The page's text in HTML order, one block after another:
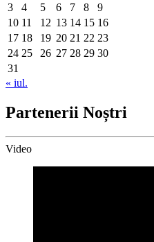
3
4 5 6 7 8
9
10 11 12 13 14 15 16
17 18 19 20 21 22 23
24 25 26 27 28 29 30
31
« iul.
Partenerii Noștri
Video